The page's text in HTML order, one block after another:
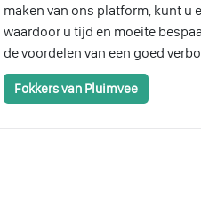
maken van ons platform, kunt u
waardoor u tijd en moeite
de voordelen van een goed
Fokkers van Pluimvee